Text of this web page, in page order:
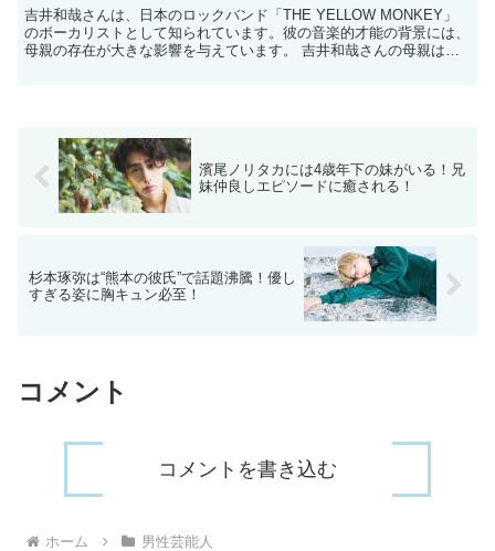
吉井和哉さんは、日本のロックバンド「THE YELLOW MONKEY」
のボーカリストとして知られています。彼の音楽的才能の背景には、
母親の存在が大きな影響を与えています。 吉井和哉さんの母親はど
濱尾ノリタカには4歳年下の妹がいる！兄
妹仲良しエピソードに癒される！
杉本琢弥は“熊本の彼氏”で話題沸騰！優し
すぎる姿に胸キュン必至！
コメント
コメントを書き込む
ホーム 男性芸能人